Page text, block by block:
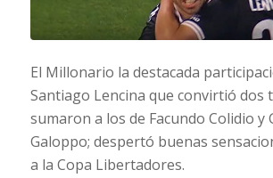
El Millonario la destacada
Santiago Lencina que convirtió dos
sumaron a los de Facundo Colidio y
Galoppo; despertó buenas
a la Copa Libertadores.